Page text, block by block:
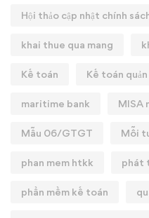
Hội thảo cập nhật chính
khai thue qua mang
Kế toán Kế toán
maritime bank MISA
Mẫu 06/GTGT Mỗi
phan mem htkk phát
phần mềm kế toán